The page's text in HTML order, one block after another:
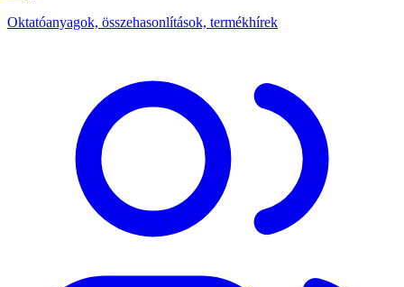
Oktatóanyagok, összehasonlítások, termékhírek